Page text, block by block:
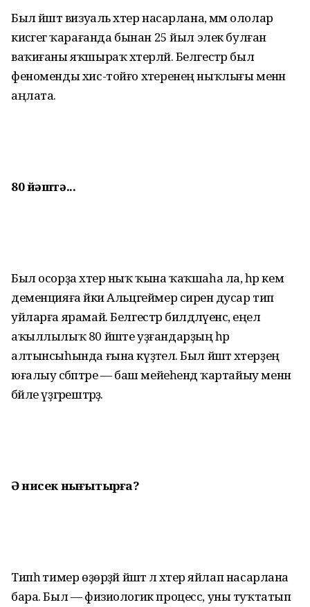
Был йәштә визуаль хәтер насарлана, әммә ололар
кисәгегә ҡарағанда бынан 25 йыл элек булған
ваҡиғаны яҡшыраҡ хәтерләй. Белгестәр был
феноменды хис-тойғо хәтеренең ныҡлығы менән
аңлата.
80 йәштә...
Был осорҙа хәтер ныҡ ҡына ҡаҡшаһа ла, һәр кем
деменцияға йәки Альцгеймер сиренә дусар тип
уйларға ярамай. Белгестәр билдәләүенсә, еңел
аҡыллылыҡ 80 йәште уҙғандарҙың һәр
алтынсыһында ғына күҙәтелә. Был йәштә хәтерҙең
юғалыу сәбәптәре — баш мейеһендә ҡартайыу менән
бәйле үҙгәрештәрҙә.
Ә нисек нығытырға?
Типһә тимер өҙөрҙәй йәштә лә хәтер яйлап насарлана
бара. Был — физиологик процесс, уны туҡтатып